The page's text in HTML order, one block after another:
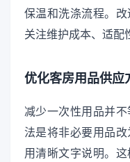
保温和洗涤流程。
关注维护成本、适配
优化客房用品供应
减少一次性用品并
法是将非必要用品
用清晰文字说明。